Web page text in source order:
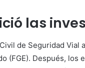
las
de Seguridad
(FGE). Después,